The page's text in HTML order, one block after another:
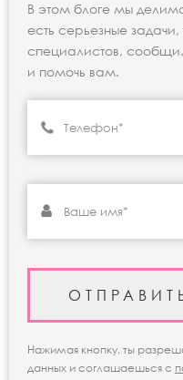
В этом блоге мы
есть серьезные
специалистов,
и помочь вам.
Нажимая кнопку, ты
данных и соглашаешься с